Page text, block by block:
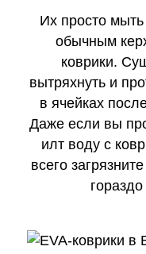
Их просто
обычным
коврики.
вытряхнуть и
в ячейках
Даже если вы
илт воду с
всего